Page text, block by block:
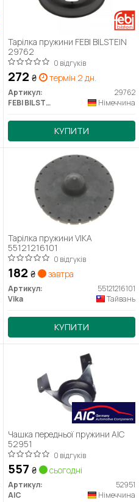
Тарілка пружини FEBI BILSTEIN
29762
0 відгуків
272 ₴ термін 2 дн.
Артикул:
29762
FEBI BILSTEIN
Німеччина
КУПИТИ
Тарілка пружини VIKA
55121216101
0 відгуків
182 ₴ завтра
Артикул:
55121216101
Vika
Тайвань
КУПИТИ
Чашка передньої пружини AIC
52951
0 відгуків
557 ₴ сьогодні
Артикул:
52951
AIC
Німеччина